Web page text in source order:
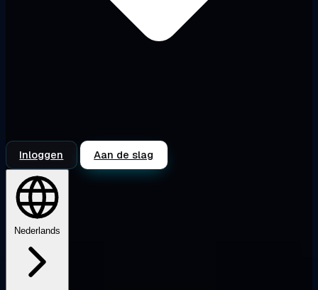
Inloggen Aan de slag
Nederlands